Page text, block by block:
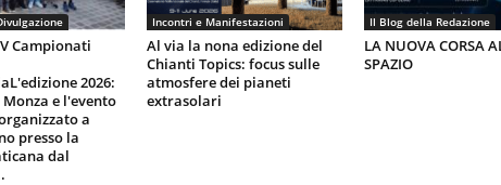
Campionati
2026:
e l'evento
a
presso la
dal
Incontri e Manifestazioni
Al via la nona edizione del
Chianti Topics: focus sulle
atmosfere dei pianeti
extrasolari
Il Blog della Redazione
LA NUOVA CORSA
SPAZIO